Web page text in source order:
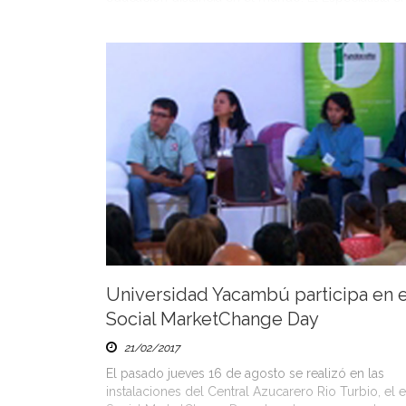
Universidad Yacambú participa en
Social MarketChange Day
21/02/2017
El pasado jueves 16 de agosto se realizó en las
instalaciones del Central Azucarero Rio Turbio, el